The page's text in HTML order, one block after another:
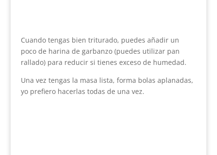
Cuando tengas bien triturado, puedes añadir un
poco de harina de garbanzo (puedes utilizar pan
rallado) para reducir si tienes exceso de humedad.
Una vez tengas la masa lista, forma bolas aplanadas,
yo prefiero hacerlas todas de una vez.